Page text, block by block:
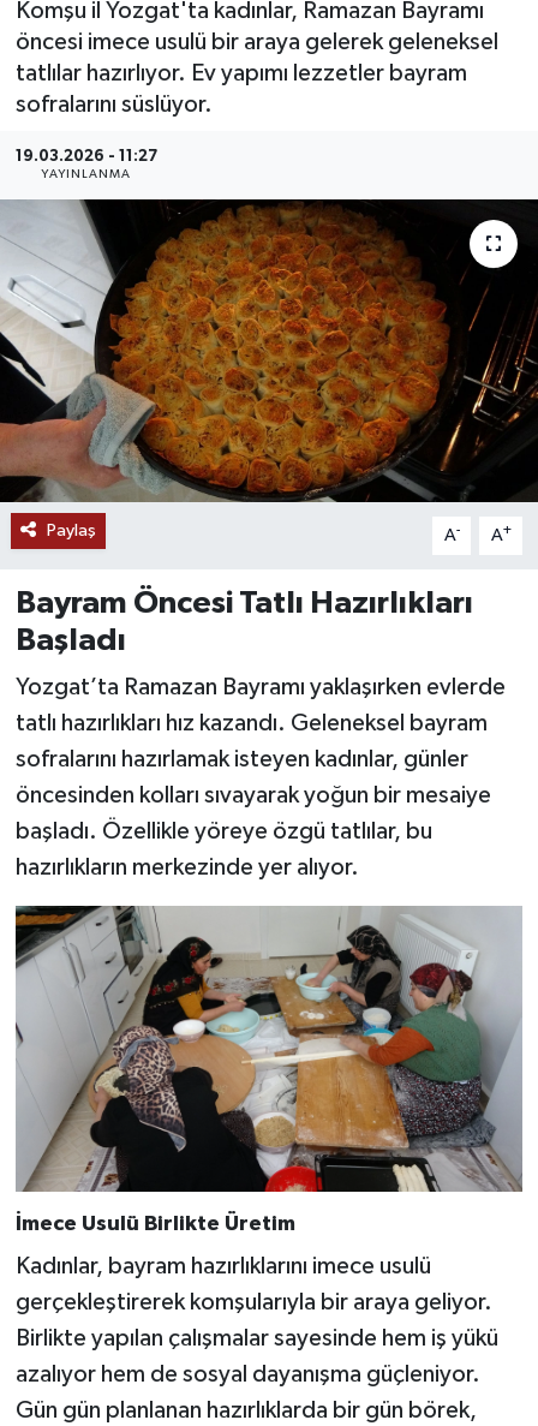
Komşu il Yozgat'ta kadınlar, Ramazan Bayramı
öncesi imece usulü bir araya gelerek geleneksel
tatlılar hazırlıyor. Ev yapımı lezzetler bayram
sofralarını süslüyor.
19.03.2026 - 11:27
YAYINLANMA
Paylaş A- A+
Bayram Öncesi Tatlı Hazırlıkları
Başladı
Yozgat’ta Ramazan Bayramı yaklaşırken evlerde
tatlı hazırlıkları hız kazandı. Geleneksel bayram
sofralarını hazırlamak isteyen kadınlar, günler
öncesinden kolları sıvayarak yoğun bir mesaiye
başladı. Özellikle yöreye özgü tatlılar, bu
hazırlıkların merkezinde yer alıyor.
İmece Usulü Birlikte Üretim
Kadınlar, bayram hazırlıklarını imece usulü
gerçekleştirerek komşularıyla bir araya geliyor.
Birlikte yapılan çalışmalar sayesinde hem iş yükü
azalıyor hem de sosyal dayanışma güçleniyor.
Gün gün planlanan hazırlıklarda bir gün börek,
MAGAZİN
ÖZEL HABER
RESMİ İLANLAR
SAĞLIK
SİYASET
SOSYAL YARDIMLAR
SPONSORLU YAZI
SPOR
TEKNOLOJİ
YAŞAM